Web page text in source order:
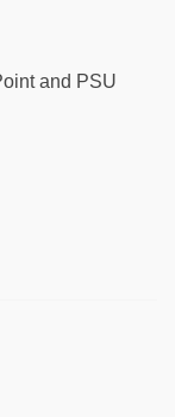
and PSU